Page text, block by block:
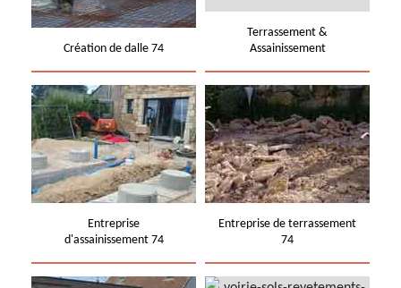
Création de dalle 74
Terrassement &
Assainissement
Entreprise
d'assainissement 74
Entreprise de terrassement
74